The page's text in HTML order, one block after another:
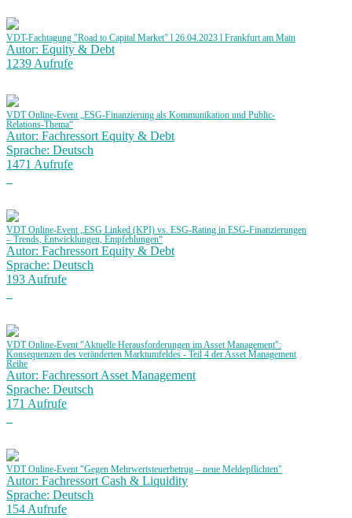
VDT-Fachtagung "Road to Capital Market" l 26.04.2023 l Frankfurt am Main
Autor: Equity & Debt
1239 Aufrufe
VDT Online-Event „ESG-Finanzierung als Kommunikation und Public-
Relations-Thema“
Autor: Fachressort Equity & Debt
Sprache: Deutsch
1471 Aufrufe
VDT Online-Event „ESG Linked (KPI) vs. ESG-Rating in ESG-Finanzierungen
– Trends, Entwicklungen, Empfehlungen“
Autor: Fachressort Equity & Debt
Sprache: Deutsch
193 Aufrufe
VDT Online-Event "Aktuelle Herausforderungen im Asset Management":
Konsequenzen des veränderten Marktumfeldes - Teil 4 der Asset Management
Reihe
Autor: Fachressort Asset Management
Sprache: Deutsch
171 Aufrufe
VDT Online-Event "Gegen Mehrwertsteuerbetrug – neue Meldepflichten"
Autor: Fachressort Cash & Liquidity
Sprache: Deutsch
154 Aufrufe